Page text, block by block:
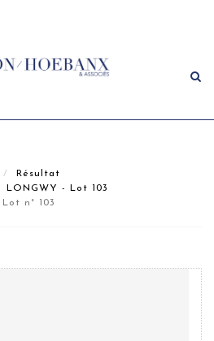
Résultat
LONGWY - Lot 103
Lot n° 103